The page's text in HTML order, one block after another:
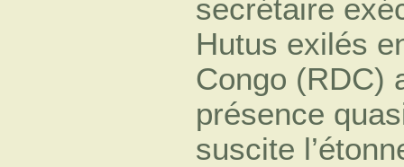
secrétaire
Hutus exilés
Congo (RDC)
présence
suscite